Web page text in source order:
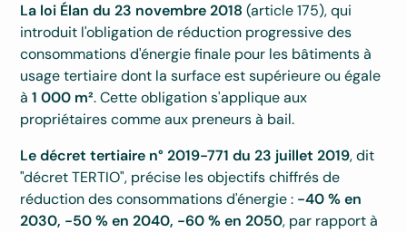
La loi Élan du 23 novembre 2018 (article 175), qui
introduit l'obligation de réduction progressive des
consommations d'énergie finale pour les bâtiments à
usage tertiaire dont la surface est supérieure ou égale
à1 000 m². Cette obligation s'applique aux
propriétaires comme aux preneurs à bail.
Le décret tertiaire n° 2019-771 du 23 juillet 2019, dit
"décret TERTIO", précise les objectifs chiffrés de
réduction des consommations d'énergie : -40 % en
2030, -50 % en 2040, -60 % en 2050, par rapport à